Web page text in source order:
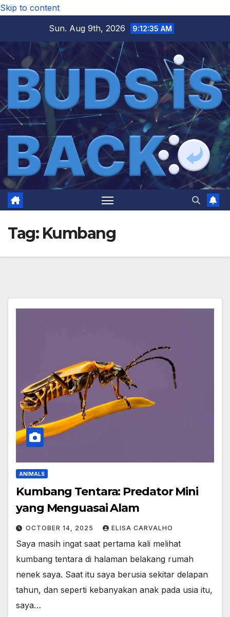
Skip to content
Sun. Aug 9th, 2026
9:12:35 AM
Tag: Kumbang
ANIMALS
Kumbang Tentara: Predator Mini
yang Menguasai Alam
OCTOBER 14, 2025 ELISA CARVALHO
Saya masih ingat saat pertama kali melihat
kumbang tentara di halaman belakang rumah
nenek saya. Saat itu saya berusia sekitar delapan
tahun, dan seperti kebanyakan anak pada usia itu,
saya…